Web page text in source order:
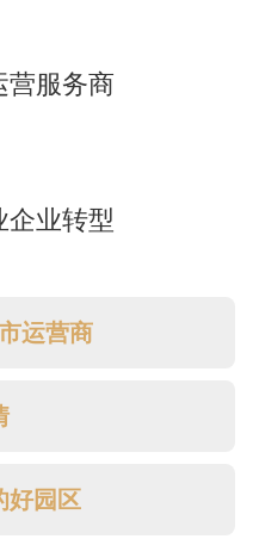
营服务商
企业转型
运营商
好园区